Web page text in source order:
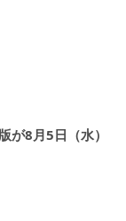
が8月5日（水）